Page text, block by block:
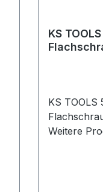
KS
KS TOOLS
Weitere